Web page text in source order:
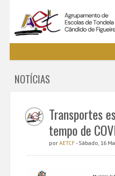
EE / Alunos
Cursos Profissionais
Bibliotecas
Media AETCF
Legislação
NOTÍCIAS
Transportes
tempo de
por AETCF- Sábado, 16